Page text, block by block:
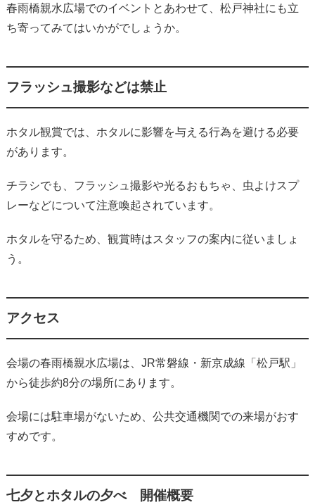
春雨橋親水広場でのイベントとあわせて、松戸神社にも立
ち寄ってみてはいかがでしょうか。
フラッシュ撮影などは禁止
ホタル観賞では、ホタルに影響を与える行為を避ける必要
があります。
チラシでも、フラッシュ撮影や光るおもちゃ、虫よけスプ
レーなどについて注意喚起されています。
ホタルを守るため、観賞時はスタッフの案内に従いましょ
う。
アクセス
会場の春雨橋親水広場は、JR常磐線・新京成線「松戸駅」
から徒歩約8分の場所にあります。
会場には駐車場がないため、公共交通機関での来場がおす
すめです。
七夕とホタルの夕べ 開催概要